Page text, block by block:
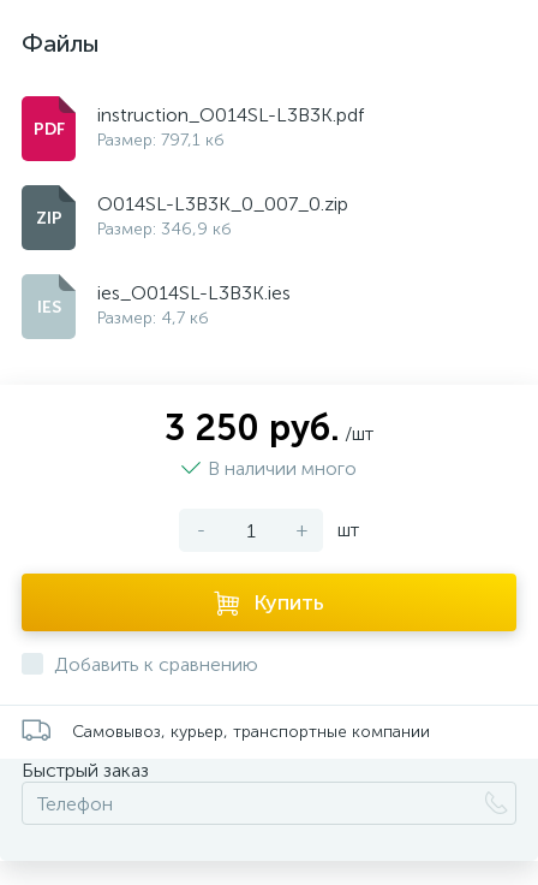
Файлы
instruction_O014SL-L3B3K.pdf
Размер: 797,1 кб
O014SL-L3B3K_0_007_0.zip
Размер: 346,9 кб
ies_O014SL-L3B3K.ies
Размер: 4,7 кб
3 250 руб. /шт
В наличии много
- + шт
Купить
Добавить к сравнению
Самовывоз, курьер, транспортные компании
Быстрый заказ